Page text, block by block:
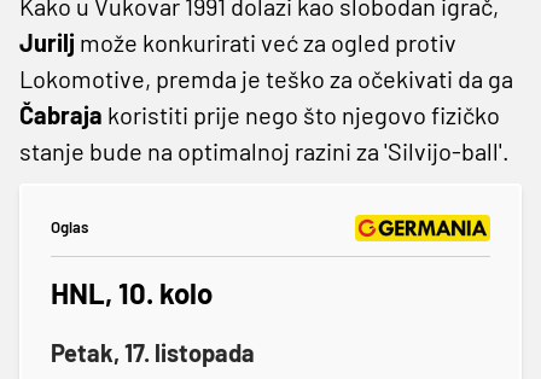
Kako u Vukovar 1991 dolazi kao slobodan igrač,
Jurilj može konkurirati već za ogled protiv
Lokomotive, premda je teško za očekivati da ga
Čabraja koristiti prije nego što njegovo fizičko
stanje bude na optimalnoj razini za 'Silvijo-ball'.
Oglas
HNL, 10. kolo
Petak, 17. listopada